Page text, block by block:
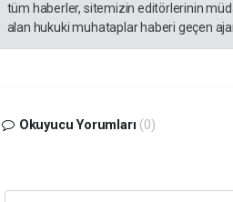
tüm haberler, sitemizin editörlerinin
alan hukuki muhataplar haberi geçen
Okuyucu Yorumları (0)